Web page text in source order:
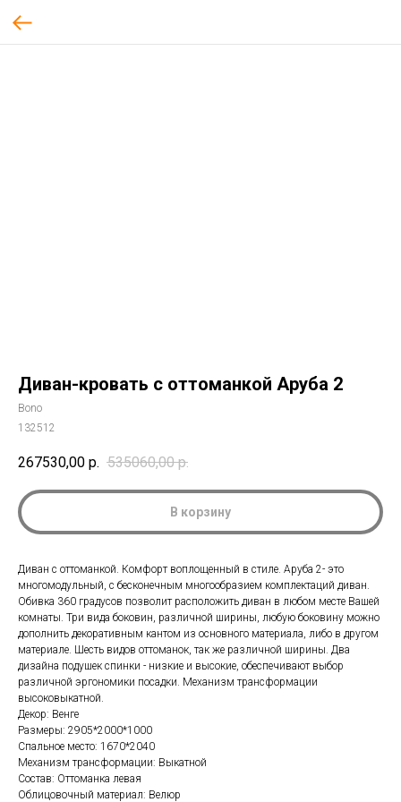
Диван-кровать с оттоманкой Аруба 2
Bono
132512
267530,00 р. 535060,00 р.
В корзину
Диван с оттоманкой. Комфорт воплощенный в стиле. Аруба 2- это
многомодульный, с бесконечным многообразием комплектаций диван.
Обивка 360 градусов позволит расположить диван в любом месте Вашей
комнаты. Три вида боковин, различной ширины, любую боковину можно
дополнить декоративным кантом из основного материала, либо в другом
материале. Шесть видов оттоманок, так же различной ширины. Два
дизайна подушек спинки - низкие и высокие, обеспечивают выбор
различной эргономики посадки. Механизм трансформации
высоковыкатной.
Декор: Венге
Размеры: 2905*2000*1000
Спальное место: 1670*2040
Механизм трансформации: Выкатной
Состав: Оттоманка левая
Облицовочный материал: Велюр